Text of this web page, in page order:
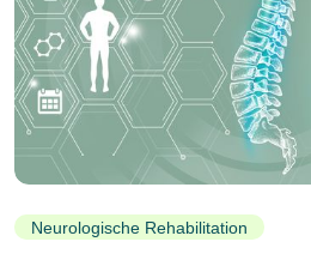
Neurologische Rehabilitation